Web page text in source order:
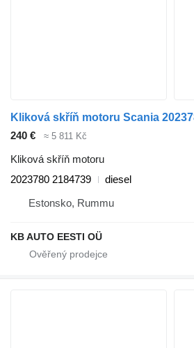
240 € ≈ 5 811 Kč
Kliková skříň motoru
2023780 2184739
diesel
Estonsko, Rummu
KB AUTO EESTI OÜ